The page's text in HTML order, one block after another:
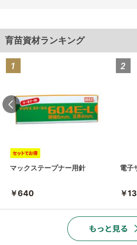
育苗資材ランキング
マックステープナー用針
￥640
電子
￥